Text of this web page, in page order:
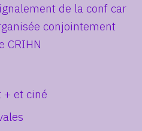
de la conf car
conjointement
CRIHN
et ciné